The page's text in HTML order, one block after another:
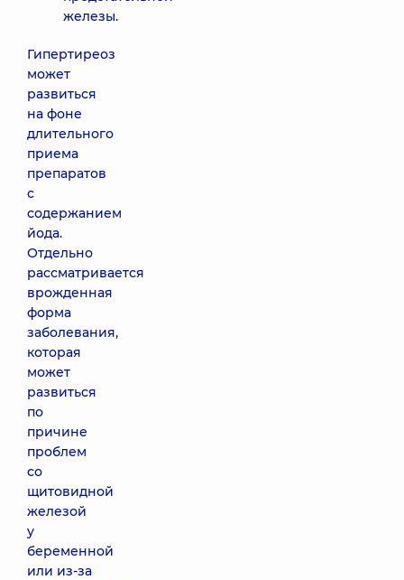
железы.
Гипертиреоз
может
развиться
на фоне
длительного
приема
препаратов
с
содержанием
йода.
Отдельно
рассматривается
врожденная
форма
заболевания,
которая
может
развиться
по
причине
проблем
со
щитовидной
железой
у
беременной
или из-за